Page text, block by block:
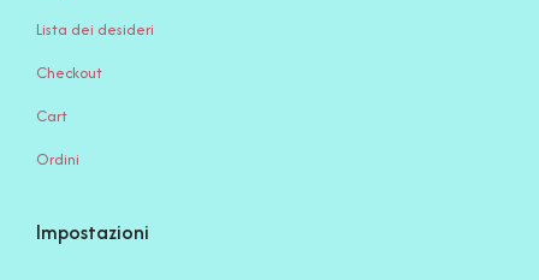
Lista dei desideri
Checkout
Cart
Ordini
Impostazioni